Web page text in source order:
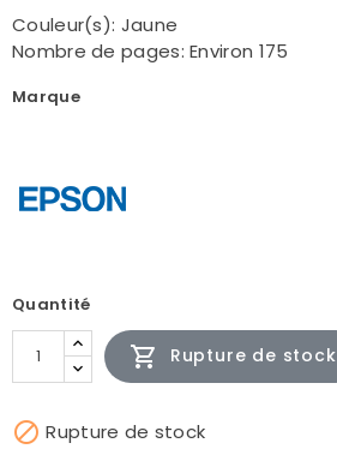
Couleur(s): Jaune
Nombre de pages: Environ 175
Marque
Quantité
 Rupture de stock
 Rupture de stock